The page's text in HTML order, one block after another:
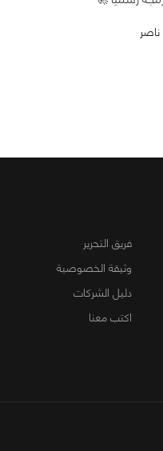
فريق التحرير
وثيقة الخصوصية
دليل الشركات
اكتب معنا